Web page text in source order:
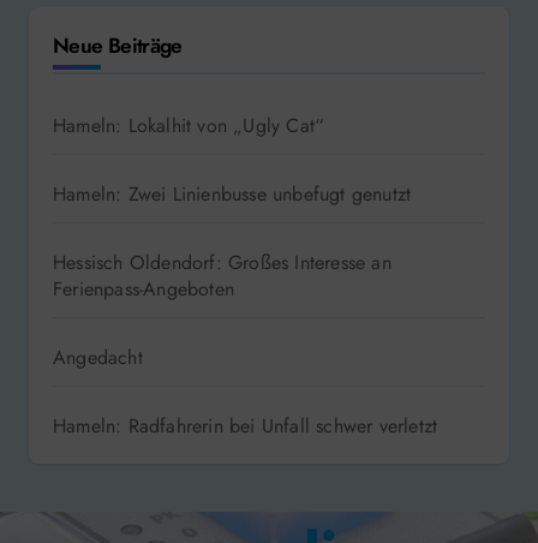
Neue Beiträge
Hameln: Lokalhit von „Ugly Cat“
Hameln: Zwei Linienbusse unbefugt genutzt
Hessisch Oldendorf: Großes Interesse an
Ferienpass-Angeboten
Angedacht
Hameln: Radfahrerin bei Unfall schwer verletzt